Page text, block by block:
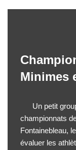
Minimes
Un petit
championnats
Fontainebleau,
évaluer les